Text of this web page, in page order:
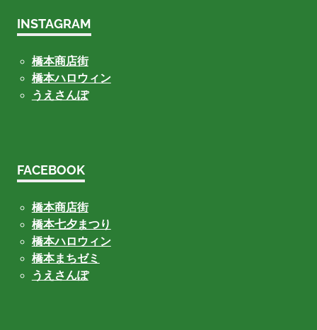
INSTAGRAM
橋本商店街
橋本ハロウィン
うえさんぽ
FACEBOOK
橋本商店街
橋本七夕まつり
橋本ハロウィン
橋本まちゼミ
うえさんぽ